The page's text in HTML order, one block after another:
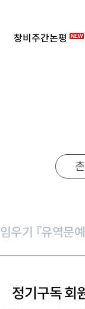
창비주간논평 NEW
정기구독 회
임우기 『유역문